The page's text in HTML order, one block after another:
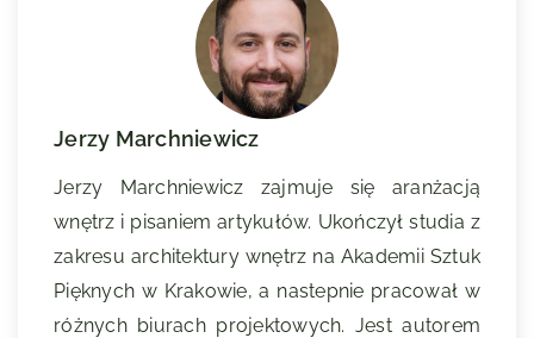
Jerzy Marchniewicz
Jerzy Marchniewicz zajmuje się aranżacją
wnętrz i pisaniem artykułów. Ukończył studia z
zakresu architektury wnętrz na Akademii Sztuk
Pięknych w Krakowie, a nastepnie pracował w
różnych biurach projektowych. Jest autorem